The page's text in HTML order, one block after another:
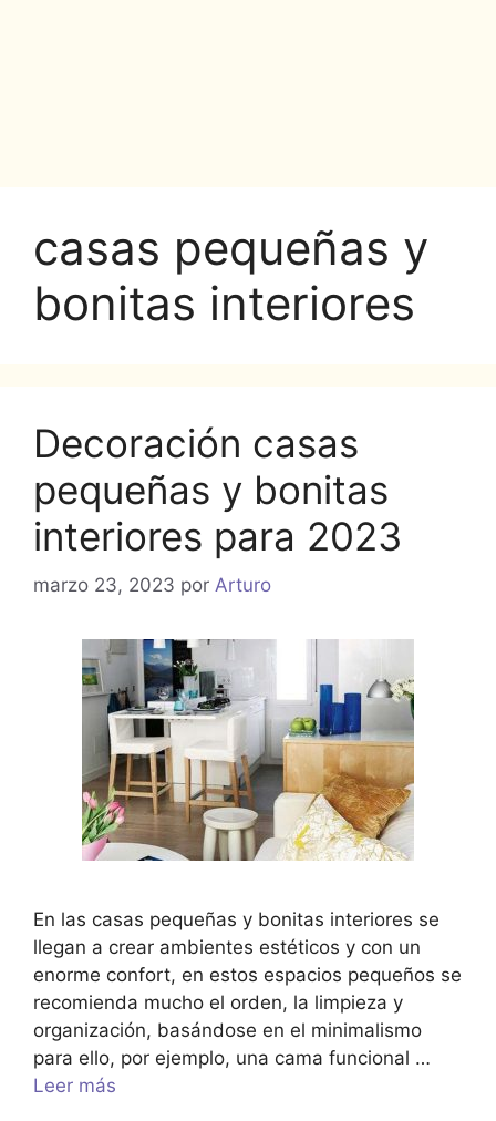
casas pequeñas y
bonitas interiores
Decoración casas
pequeñas y bonitas
interiores para 2023
marzo 23, 2023 por Arturo
En las casas pequeñas y bonitas interiores se
llegan a crear ambientes estéticos y con un
enorme confort, en estos espacios pequeños se
recomienda mucho el orden, la limpieza y
organización, basándose en el minimalismo
para ello, por ejemplo, una cama funcional …
Leer más